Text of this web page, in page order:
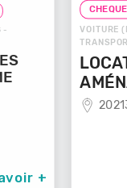
-
+
VOITURE